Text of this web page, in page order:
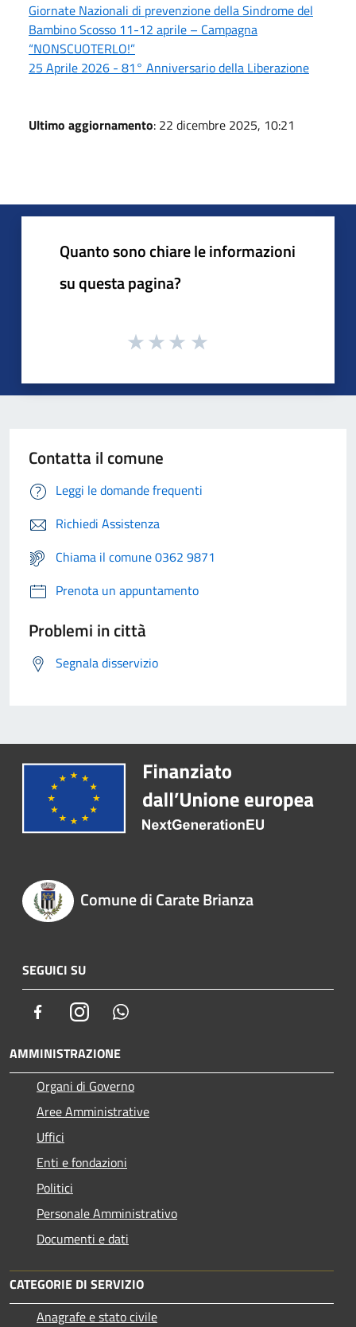
Giornate Nazionali di prevenzione della Sindrome del
Bambino Scosso 11-12 aprile – Campagna
“NONSCUOTERLO!”
25 Aprile 2026 - 81° Anniversario della Liberazione
Ultimo aggiornamento: 22 dicembre 2025, 10:21
Quanto sono chiare le informazioni
su questa pagina?
Contatta il comune
Leggi le domande frequenti
Richiedi Assistenza
Chiama il comune 0362 9871
Prenota un appuntamento
Problemi in città
Segnala disservizio
Comune di Carate Brianza
SEGUICI SU
FacebookInstagram
AMMINISTRAZIONE
Organi di Governo
Aree Amministrative
Uffici
Enti e fondazioni
Politici
Personale Amministrativo
Documenti e dati
CATEGORIE DI SERVIZIO
Anagrafe e stato civile